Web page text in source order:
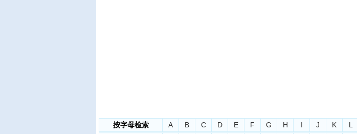
按字母检索 A B C D E F G H I J K L